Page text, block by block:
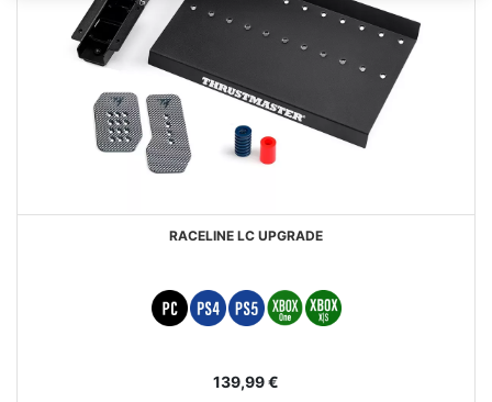
RACELINE LC UPGRADE
139,99 €